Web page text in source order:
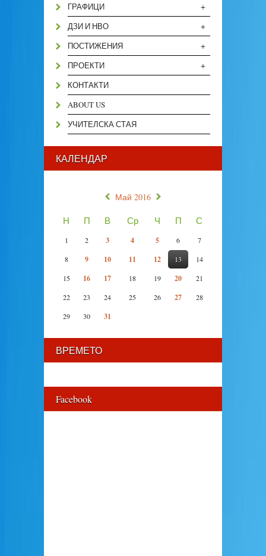
+
ГРАФИЦИ
+
ДЗИ И НВО
+
ПОСТИЖЕНИЯ
+
ПРОЕКТИ
КОНТАКТИ
ABOUT US
УЧИТЕЛСКА СТАЯ
КАЛЕНДАР
Май 2016
Н П В Ср Ч П С
1 2 3 4 5 6
7
8
9 10 11 12 13
14
15
16 17 18 19 20
21
22
23 24 25 26 27
28
29
30 31
ВРЕМЕТО
Facebook